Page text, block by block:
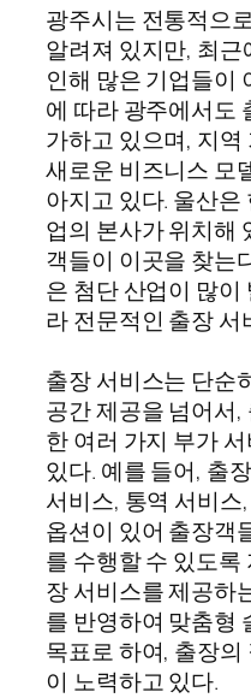
광주시는 전통적으
알려져 있지만, 최
인해 많은 기업들이
에 따라 광주에서도
가하고 있으며, 지
새로운 비즈니스 모
아지고 있다. 울산은
업의 본사가 위치해
객들이 이곳을 찾는
은 첨단 산업이 많
라 전문적인 출장
출장 서비스는 단순
공간 제공을 넘어서
한 여러 가지 부가
있다. 예를 들어, 출
서비스, 통역 서비
옵션이 있어 출장객
를 수행할 수 있도록
장 서비스를 제공하
를 반영하여 맞춤형
목표로 하여, 출장의
이 노력하고 있다.